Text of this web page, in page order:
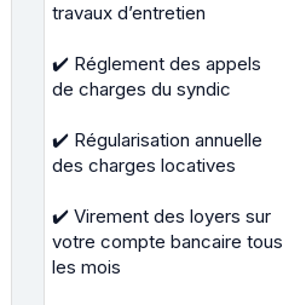
travaux d’entretien
✔️ Réglement des appels
de charges du syndic
✔️ Régularisation annuelle
des charges locatives
✔️ Virement des loyers sur
votre compte bancaire tous
les mois